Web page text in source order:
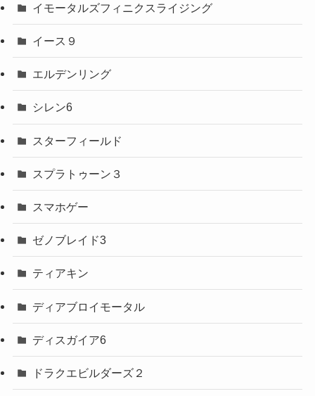
イモータルズフィニクスライジング
イース９
エルデンリング
シレン6
スターフィールド
スプラトゥーン３
スマホゲー
ゼノブレイド3
ティアキン
ディアブロイモータル
ディスガイア6
ドラクエビルダーズ２